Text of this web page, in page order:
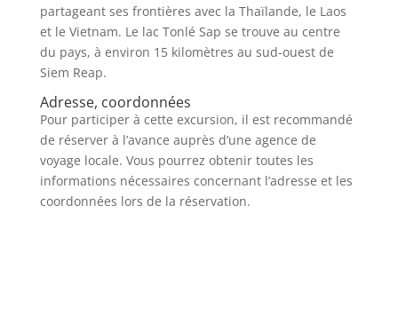
partageant ses frontières avec la Thaïlande, le Laos
et le Vietnam. Le lac Tonlé Sap se trouve au centre
du pays, à environ 15 kilomètres au sud-ouest de
Siem Reap.
Adresse, coordonnées
Pour participer à cette excursion, il est recommandé
de réserver à l’avance auprès d’une agence de
voyage locale. Vous pourrez obtenir toutes les
informations nécessaires concernant l’adresse et les
coordonnées lors de la réservation.